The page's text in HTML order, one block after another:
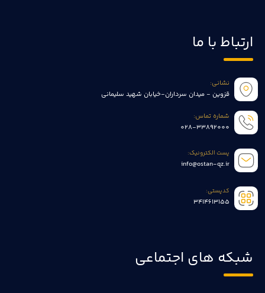
ارتباط با ما
نشانی:
قزوین - میدان سرداران-خیابان شهید سلیمانی
شماره تماس:
028-33892000
پست الکترونیک:
info@ostan-qz.ir
کدپستی:
3414613155
شبکه های اجتماعی